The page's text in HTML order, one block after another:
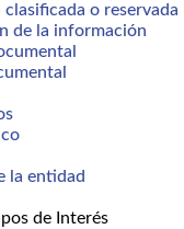
o reservada
de la información
la entidad
de Interés